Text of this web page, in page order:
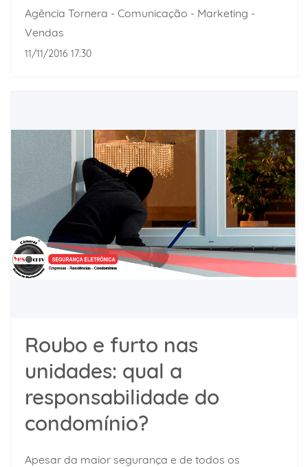
Agência Tornera - Comunicação - Marketing -
Vendas
11/11/2016 17:30
Roubo e furto nas
unidades: qual a
responsabilidade do
condomínio?
Apesar da maior segurança e de todos os